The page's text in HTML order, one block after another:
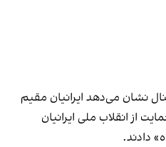
نشان می‌دهد ایرانیان مقیم
از انقلاب ملی ایرانیان
دادند.